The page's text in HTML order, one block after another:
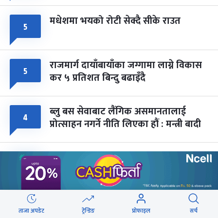
५ मधेशमा भयको रोटी सेक्दै सीके राउत
५ राजमार्ग दायाँबायाँका जग्गामा लाग्ने विकास
कर ५ प्रतिशत बिन्दु बढाइँदै
४ ब्लु बस सेवाबाट लैंगिक असमानतालाई
प्रोत्साहन नगर्ने नीति लिएका हौं : मन्त्री बादी
३ एमाले महासचिवको दाबी- रास्वपाको पतन
उदय जत्तिकै छिटो हुन्छ
३ सिरहामा ज्यान गुमाएका यादवको घटनाबारे
ताजा अपडेट ट्रेन्डिङ प्रोफाइल सर्च